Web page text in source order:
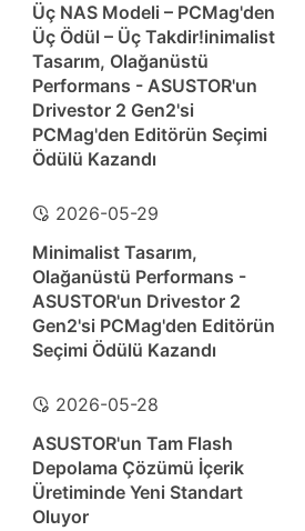
Üç NAS Modeli – PCMag'den
Üç Ödül – Üç Takdir!inimalist
Tasarım, Olağanüstü
Performans - ASUSTOR'un
Drivestor 2 Gen2'si
PCMag'den Editörün Seçimi
Ödülü Kazandı
2026-05-29
Minimalist Tasarım,
Olağanüstü Performans -
ASUSTOR'un Drivestor 2
Gen2'si PCMag'den Editörün
Seçimi Ödülü Kazandı
2026-05-28
ASUSTOR'un Tam Flash
Depolama Çözümü İçerik
Üretiminde Yeni Standart
Oluyor